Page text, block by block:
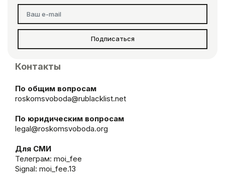
Подписаться
Контакты
По общим вопросам
roskomsvoboda@rublacklist.net
По юридическим вопросам
legal@roskomsvoboda.org
Для СМИ
Телеграм: moi_fee
Signal: moi_fee.13